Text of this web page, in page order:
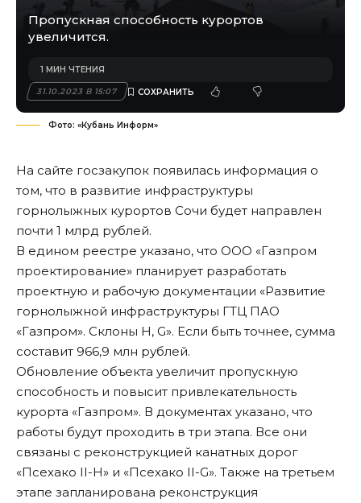
Пропускная способность курортов
увеличится.
31.10.2023 В 15:07
1 МИН ЧТЕНИЯ
Фото: «Кубань Информ»
На сайте госзакупок появилась информация о
том, что в развитие инфраструктуры
горнолыжных курортов Сочи будет направлен
почти 1 млрд рублей.
В едином реестре указано, что ООО «Газпром
проектирование» планирует разработать
проектную и рабочую документации «Развитие
горнолыжной инфраструктуры ГТЦ ПАО
«Газпром». Склоны H, G». Если быть точнее, сумма
составит 966,9 млн рублей.
Обновление объекта увеличит пропускную
способность и повысит привлекательность
курорта «Газпром». В документах указано, что
работы будут проходить в три этапа. Все они
связаны с реконструкцией канатных дорог
«Псехако II-H» и «Псехако II-G». Также на третьем
этапе запланирована реконструкция